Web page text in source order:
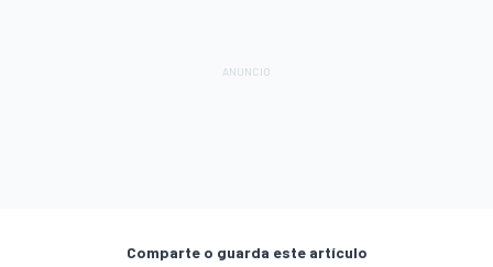
Comparte o guarda este artículo